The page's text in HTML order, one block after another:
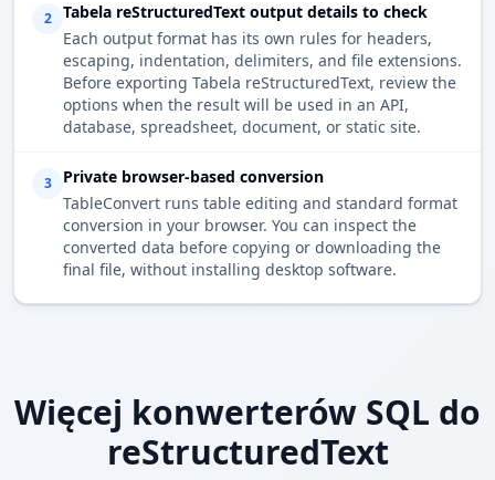
2
Tabela reStructuredText output details to check
Each output format has its own rules for headers,
escaping, indentation, delimiters, and file extensions.
Before exporting Tabela reStructuredText, review the
options when the result will be used in an API,
database, spreadsheet, document, or static site.
3
Private browser-based conversion
TableConvert runs table editing and standard format
conversion in your browser. You can inspect the
converted data before copying or downloading the
final file, without installing desktop software.
Więcej konwerterów SQL do
reStructuredText